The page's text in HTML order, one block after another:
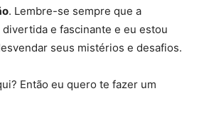
. Lembre-se sempre que a
e fascinante e eu estou
seus mistérios e desafios.
Então eu quero te fazer um